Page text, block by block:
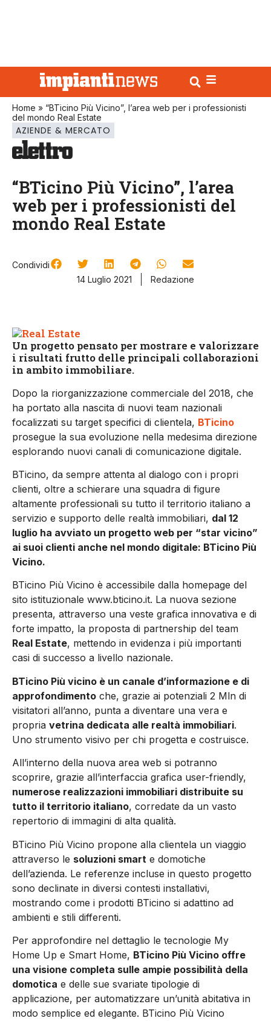
Home » “BTicino Più Vicino”, l’area web per i professionisti
del mondo Real Estate
AZIENDE & MERCATO
“BTicino Più Vicino”, l’area
web per i professionisti del
mondo Real Estate
Condividi
14 Luglio 2021
Redazione
Un progetto pensato per mostrare e valorizzare
i risultati frutto delle principali collaborazioni
in ambito immobiliare.
Dopo la riorganizzazione commerciale del 2018, che
ha portato alla nascita di nuovi team nazionali
focalizzati su target specifici di clientela, BTicino
prosegue la sua evoluzione nella medesima direzione
esplorando nuovi canali di comunicazione digitale.
BTicino, da sempre attenta al dialogo con i propri
clienti, oltre a schierare una squadra di figure
altamente professionali su tutto il territorio italiano a
servizio e supporto delle realtà immobiliari, dal 12
luglio ha avviato un progetto web per “star vicino”
ai suoi clienti anche nel mondo digitale: BTicino Più
Vicino.
BTicino Più Vicino è accessibile dalla homepage del
sito istituzionale www.bticino.it. La nuova sezione
presenta, attraverso una veste grafica innovativa e di
forte impatto, la proposta di partnership del team
Real Estate, mettendo in evidenza i più importanti
casi di successo a livello nazionale.
BTicino Più vicino è un canale d’informazione e di
approfondimento che, grazie ai potenziali 2 Mln di
visitatori all’anno, punta a diventare una vera e
propria vetrina dedicata alle realtà immobiliari.
Uno strumento visivo per chi progetta e costruisce.
All’interno della nuova area web si potranno
scoprire, grazie all’interfaccia grafica user-friendly,
numerose realizzazioni immobiliari distribuite su
tutto il territorio italiano, corredate da un vasto
repertorio di immagini di alta qualità.
BTicino Più Vicino propone alla clientela un viaggio
attraverso le soluzioni smart e domotiche
dell’azienda. Le referenze incluse in questo progetto
sono declinate in diversi contesti installativi,
mostrando come i prodotti BTicino si adattino ad
ambienti e stili differenti.
Per approfondire nel dettaglio le tecnologie My
Home Up e Smart Home, BTicino Più Vicino offre
una visione completa sulle ampie possibilità della
domotica e delle sue svariate tipologie di
applicazione, per automatizzare un’unità abitativa in
modo semplice ed elegante. BTicino Più Vicino